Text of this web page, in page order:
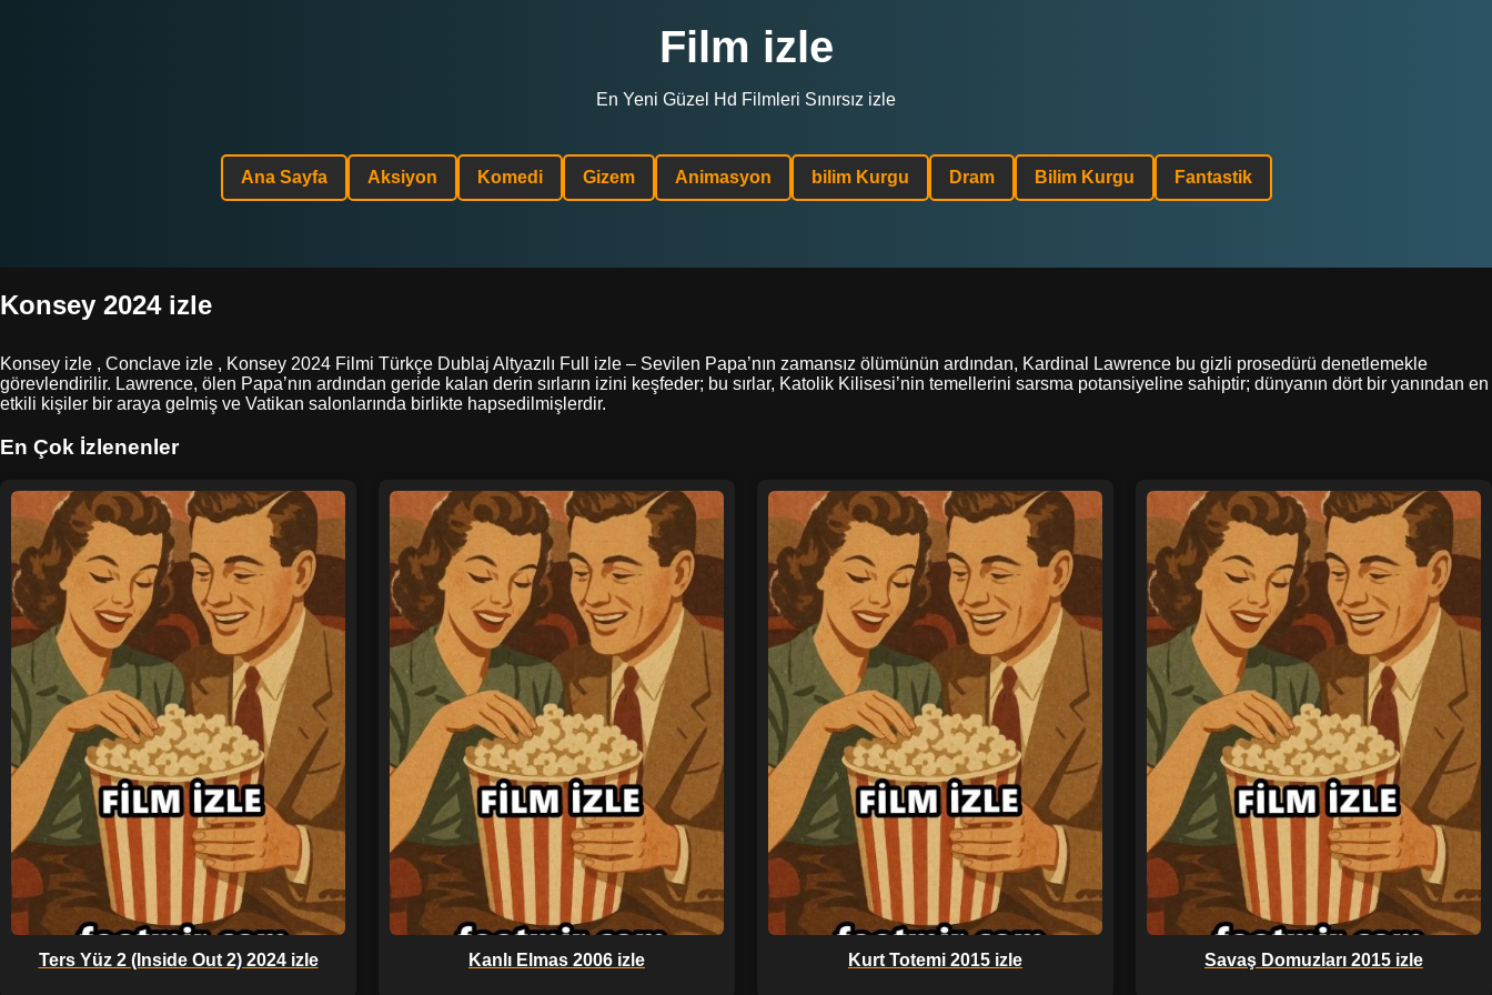
Film izle
En Yeni Güzel Hd Filmleri Sınırsız izle
Ana Sayfa Aksiyon Komedi Gizem Animasyon bilim Kurgu Dram Bilim Kurgu Fantastik
Konsey 2024 izle
Konsey izle , Conclave izle , Konsey 2024 Filmi Türkçe Dublaj Altyazılı Full izle – Sevilen Papa’nın zamansız ölümünün ardından, Kardinal Lawrence bu gizli prosedürü denetlemekle
görevlendirilir. Lawrence, ölen Papa’nın ardından geride kalan derin sırların izini keşfeder; bu sırlar, Katolik Kilisesi’nin temellerini sarsma potansiyeline sahiptir; dünyanın dört bir yanından en
etkili kişiler bir araya gelmiş ve Vatikan salonlarında birlikte hapsedilmişlerdir.
En Çok İzlenenler
Ters Yüz 2 (Inside Out 2) 2024 izle Kanlı Elmas 2006 izle Kurt Totemi 2015 izle Savaş Domuzları 2015 izle